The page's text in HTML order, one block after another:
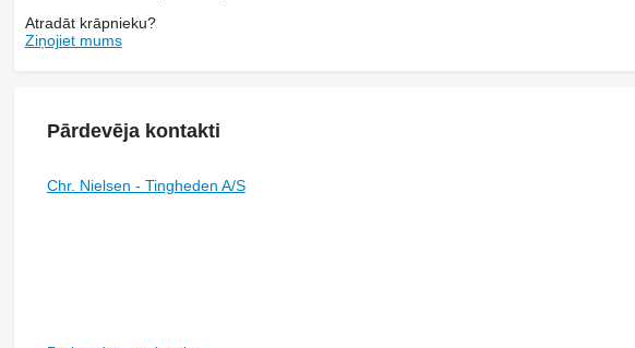
Atradāt krāpnieku?
Ziņojiet mums
Pārdevēja kontakti
Chr. Nielsen - Tingheden A/S